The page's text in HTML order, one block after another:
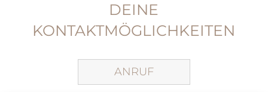
DEINE
KONTAKTMÖGLICHKEITEN
ANRUF